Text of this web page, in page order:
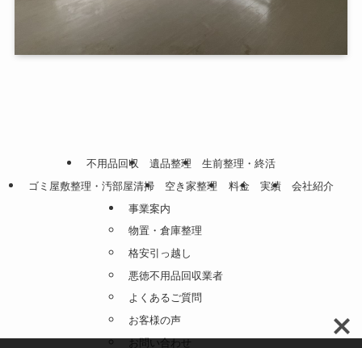
不用品回収 遺品整理
生前整理・終活
ゴミ屋敷整理・汚部屋清掃
空き家整理 料金 実績
会社紹介
事業案内
物置・倉庫整理
格安引っ越し
悪徳不用品回収業者
よくあるご質問
お客様の声
お問い合わせ